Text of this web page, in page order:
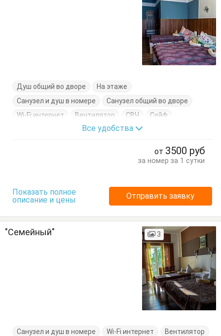
Душ общий во дворе
На этаже
Санузел и душ в номере
Санузел общий во дворе
Wi-Fi интернет
Вентилятор СВЧ
Сейф
Спутниковое ТВ
Кровать односпальная
Все удобства
от 3500 руб
за номер за 1 сутки
Показать полное
описание и цены
Отправить заявку
"Семейный" 3
Санузел и душ в номере Wi-Fi интернет
Вентилятор